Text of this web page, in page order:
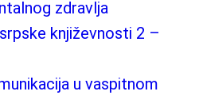
zdravlja
književnosti 2 –
u vaspitnom